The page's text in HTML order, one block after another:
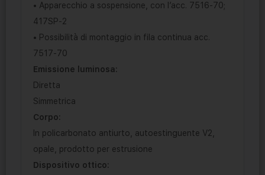
• Apparecchio a sospensione, con l’acc. 7516-70;
417SP-2
• Possibilità di montaggio in fila continua acc.
7517-70
Emissione luminosa:
Diretta
Simmetrica
Corpo:
In policarbonato antiurto, autoestinguente V2,
opale, prodotto per estrusione
Dispositivo ottico: